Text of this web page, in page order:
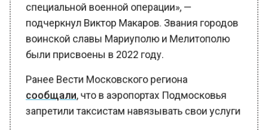
специальной военной операции», —
подчеркнул Виктор Макаров. Звания городов
воинской славы Мариуполю и Мелитополю
были присвоены в 2022 году.
Ранее Вести Московского региона
сообщали, что в аэропортах Подмосковья
запретили таксистам навязывать свои услуги